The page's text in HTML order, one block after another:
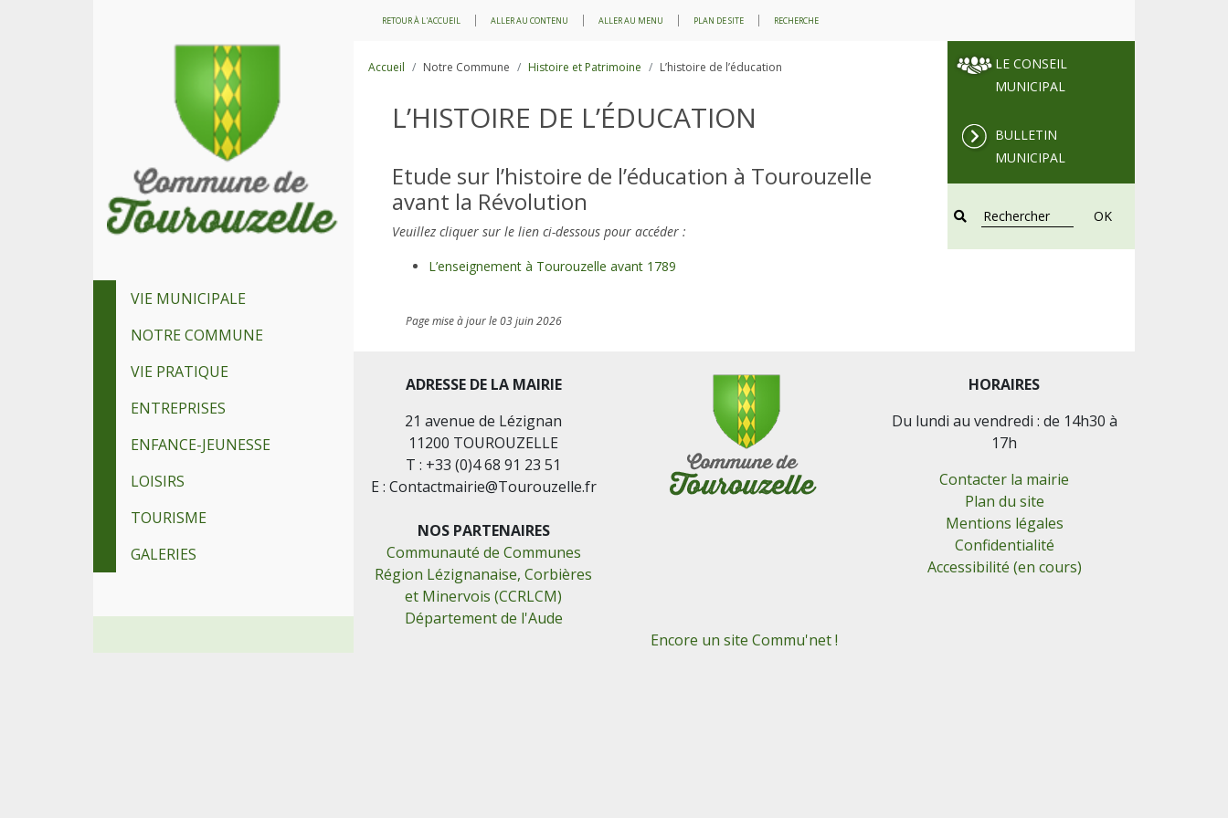
RETOUR À L'ACCUEIL ALLER AU CONTENU ALLER AU MENU PLAN DE SITE RECHERCHE
VIE MUNICIPALE
NOTRE COMMUNE
VIE PRATIQUE
ENTREPRISES
ENFANCE-JEUNESSE
LOISIRS
TOURISME
GALERIES
Accueil Notre Commune Histoire et Patrimoine L’histoire de l’éducation
L’HISTOIRE DE L’ÉDUCATION
Etude sur l’histoire de l’éducation à Tourouzelle
avant la Révolution
Veuillez cliquer sur le lien ci-dessous pour accéder :
L’enseignement à Tourouzelle avant 1789
Page mise à jour le 03 juin 2026
LE CONSEIL
MUNICIPAL
BULLETIN
MUNICIPAL
OK
ADRESSE DE LA MAIRIE
21 avenue de Lézignan
11200 TOUROUZELLE
T : +33 (0)4 68 91 23 51
E : Contactmairie@Tourouzelle.fr
NOS PARTENAIRES
Communauté de Communes
Région Lézignanaise, Corbières
et Minervois (CCRLCM)
Département de l'Aude
HORAIRES
Du lundi au vendredi : de 14h30 à
17h
Contacter la mairie
Plan du site
Mentions légales
Confidentialité
Accessibilité (en cours)
Encore un site Commu'net !